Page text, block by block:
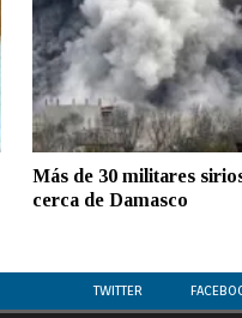
Más de 30 militares
cerca de Damasco
TWITTER